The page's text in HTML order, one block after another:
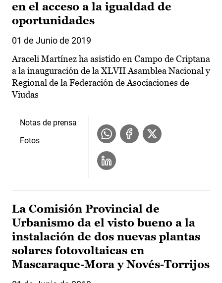
en el acceso a la igualdad de
oportunidades
01 de Junio de 2019
Araceli Martínez ha asistido en Campo de Criptana
a la inauguración de la XLVII Asamblea Nacional y
Regional de la Federación de Asociaciones de
Viudas
Notas de prensa
Fotos
La Comisión Provincial de
Urbanismo da el visto bueno a la
instalación de dos nuevas plantas
solares fotovoltaicas en
Mascaraque-Mora y Novés-Torrijos